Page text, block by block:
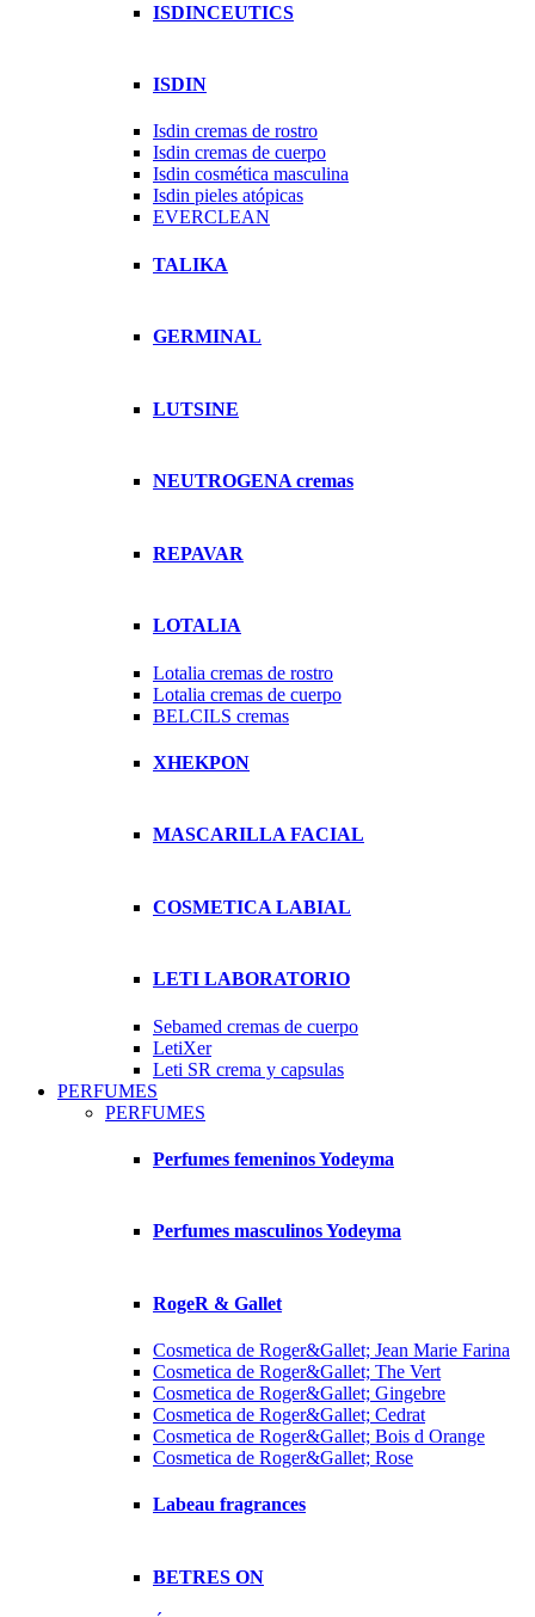
ISDINCEUTICS
ISDIN
Isdin cremas de rostro
Isdin cremas de cuerpo
Isdin cosmética masculina
Isdin pieles atópicas
EVERCLEAN
TALIKA
GERMINAL
LUTSINE
NEUTROGENA cremas
REPAVAR
LOTALIA
Lotalia cremas de rostro
Lotalia cremas de cuerpo
BELCILS cremas
XHEKPON
MASCARILLA FACIAL
COSMETICA LABIAL
LETI LABORATORIO
Sebamed cremas de cuerpo
LetiXer
Leti SR crema y capsulas
PERFUMES
PERFUMES
Perfumes femeninos Yodeyma
Perfumes masculinos Yodeyma
RogeR & Gallet
Cosmetica de Roger&Gallet; Jean Marie Farina
Cosmetica de Roger&Gallet; The Vert
Cosmetica de Roger&Gallet; Gingebre
Cosmetica de Roger&Gallet; Cedrat
Cosmetica de Roger&Gallet; Bois d Orange
Cosmetica de Roger&Gallet; Rose
Labeau fragrances
BETRES ON